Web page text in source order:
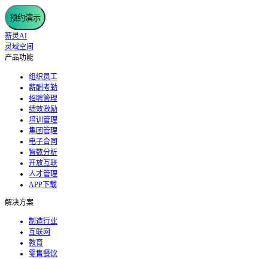
预约演示
薪灵AI
灵域空间
产品功能
组织员工
薪酬考勤
招聘管理
绩效激励
培训管理
集团管理
电子合同
智数分析
开放互联
人才管理
APP下载
解决方案
制造行业
互联网
教育
零售餐饮